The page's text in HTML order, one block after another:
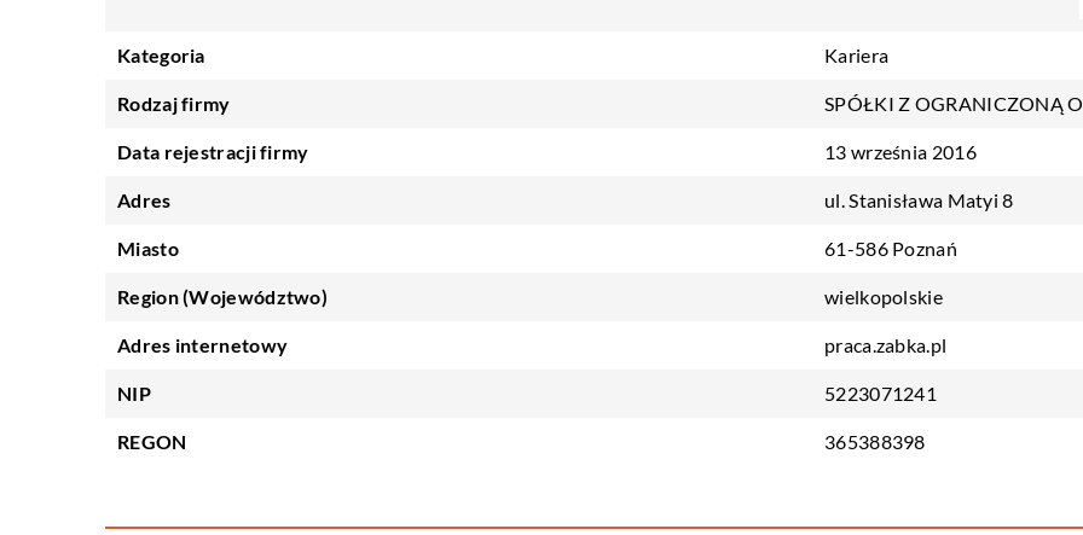
Kategoria Kariera
Rodzaj firmy SPÓŁKI Z OGRANICZONĄ
Data rejestracji firmy 13 września 2016
Adres ul. Stanisława Matyi 8
Miasto 61-586 Poznań
Region (Województwo) wielkopolskie
Adres internetowy praca.zabka.pl
NIP 5223071241
REGON 365388398